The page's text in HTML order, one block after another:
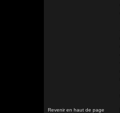
Revenir en haut de page